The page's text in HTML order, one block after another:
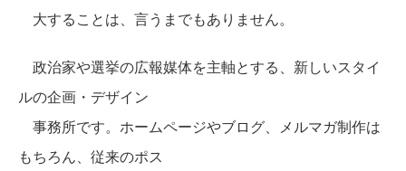
大することは、言うまでもありません。
政治家や選挙の広報媒体を主軸とする、新しいスタイ
ルの企画・デザイン
事務所です。ホームページやブログ、メルマガ制作は
もちろん、従来のポス